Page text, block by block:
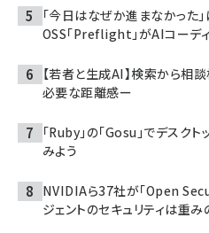
「今日はなぜか進まなかった
OSS「Preflight」がAIコーデ
【若者と生成AI】検索から相
必要な距離感ー
「Ruby」の「Gosu」でデスク
みよう
NVIDIAら37社が「Open
ジェントのセキュリティは重